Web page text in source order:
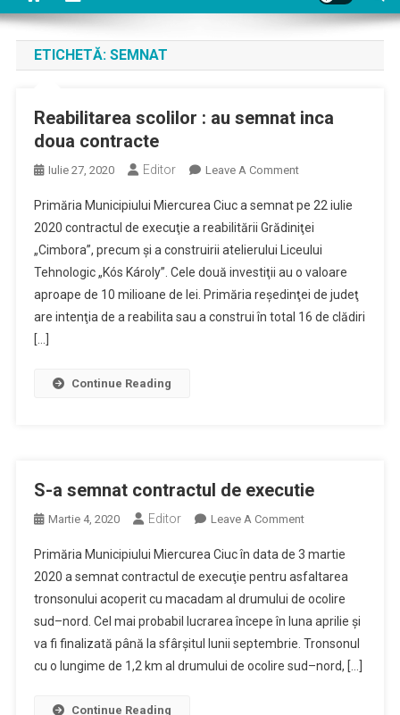
ETICHETĂ: SEMNAT
Reabilitarea scolilor : au semnat inca
doua contracte
Iulie 27, 2020 Editor Leave A CommentOn
Scolilor
:
Au
Semnat
Inca
Doua
Primăria Municipiului Miercurea Ciuc a semnat pe 22 iulie
2020 contractul de execuţie a reabilitării Grădiniţei
„Cimbora”, precum şi a construirii atelierului Liceului
Tehnologic „Kós Károly”. Cele două investiţii au o valoare
aproape de 10 milioane de lei. Primăria reşedinţei de judeţ
are intenţia de a reabilita sau a construi în total 16 de clădiri
[…]
Continue Reading
S-a semnat contractul de executie
Martie 4, 2020 Editor Leave A CommentOn
A
Semnat
Contractul
De
Executie
Primăria Municipiului Miercurea Ciuc în data de 3 martie
2020 a semnat contractul de execuţie pentru asfaltarea
tronsonului acoperit cu macadam al drumului de ocolire
sud–nord. Cel mai probabil lucrarea începe în luna aprilie şi
va fi finalizată până la sfârşitul lunii septembrie. Tronsonul
cu o lungime de 1,2 km al drumului de ocolire sud–nord, […]
Continue Reading